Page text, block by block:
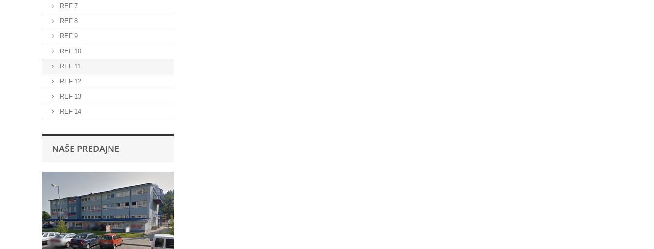
REF 7
REF 8
REF 9
REF 10
REF 11
REF 12
REF 13
REF 14
NAŠE PREDAJNE